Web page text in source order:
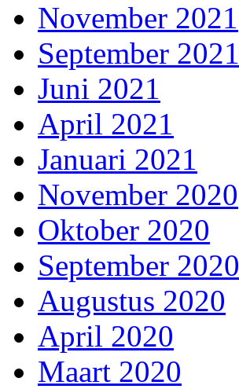
November 2021
September 2021
Juni 2021
April 2021
Januari 2021
November 2020
Oktober 2020
September 2020
Augustus 2020
April 2020
Maart 2020